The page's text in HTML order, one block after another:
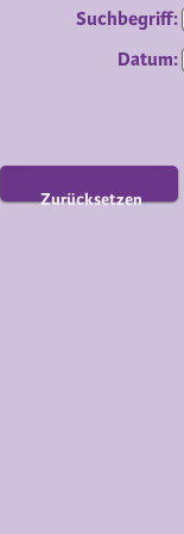
Suchbegriff:
Datum:
Zurücksetzen